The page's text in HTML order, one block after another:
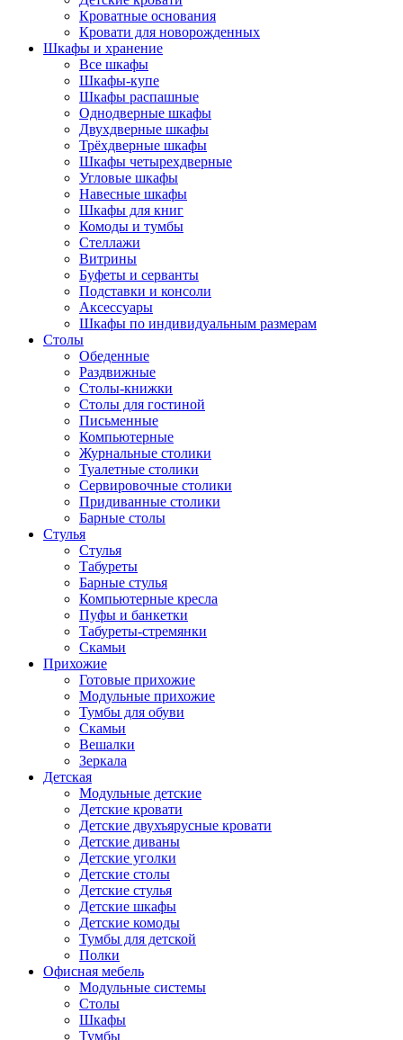
Кроватные основания
Кровати для новорожденных
Шкафы и хранение
Все шкафы
Шкафы-купе
Шкафы распашные
Однодверные шкафы
Двухдверные шкафы
Трёхдверные шкафы
Шкафы четырехдверные
Угловые шкафы
Навесные шкафы
Шкафы для книг
Комоды и тумбы
Стеллажи
Витрины
Буфеты и серванты
Подставки и консоли
Аксессуары
Шкафы по индивидуальным размерам
Столы
Обеденные
Раздвижные
Столы-книжки
Столы для гостиной
Письменные
Компьютерные
Журнальные столики
Туалетные столики
Сервировочные столики
Придиванные столики
Барные столы
Стулья
Стулья
Табуреты
Барные стулья
Компьютерные кресла
Пуфы и банкетки
Табуреты-стремянки
Скамьи
Прихожие
Готовые прихожие
Модульные прихожие
Тумбы для обуви
Скамьи
Вешалки
Зеркала
Детская
Модульные детские
Детские кровати
Детские двухъярусные кровати
Детские диваны
Детские уголки
Детские столы
Детские стулья
Детские шкафы
Детские комоды
Тумбы для детской
Полки
Офисная мебель
Модульные системы
Столы
Шкафы
Тумбы